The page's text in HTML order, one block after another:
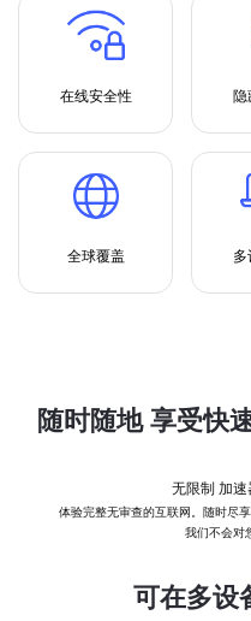
在线安全性 隐
全球覆盖 多
随时随地 享受快
无限制 加
体验完整无审查的互联网。随时尽
我们不会对
可在多设